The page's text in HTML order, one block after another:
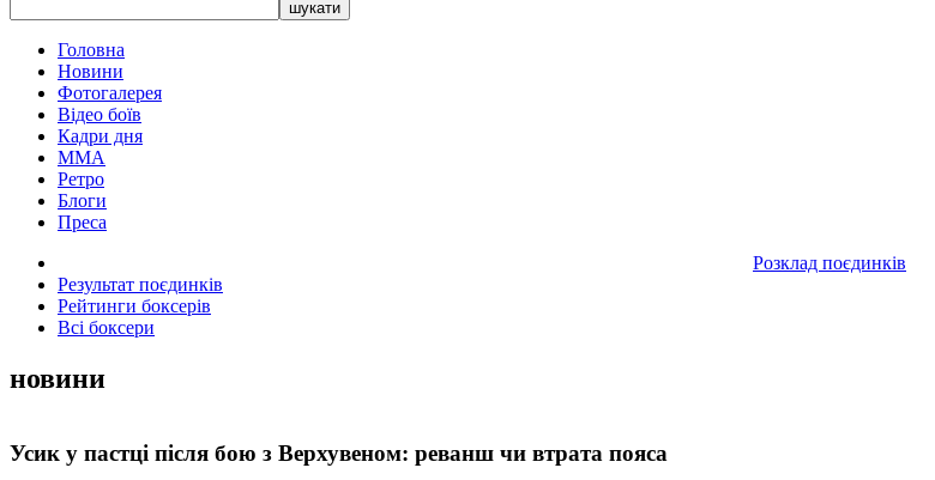
Головна
Новини
Фотогалерея
Відео боїв
Кадри дня
ММА
Ретро
Блоги
Преса
Розклад поєдинків
Результат поєдинків
Рейтинги боксерів
Всі боксери
новини
Усик у пастці після бою з Верхувеном: реванш чи втрата пояса